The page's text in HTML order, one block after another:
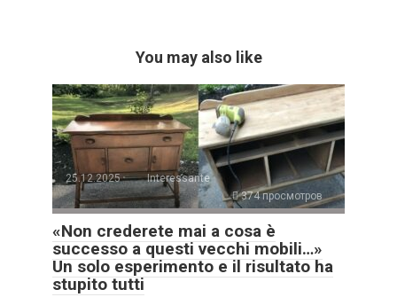
You may also like
25.12.2025
Interessante
374 просмотров
«Non crederete mai a cosa è
successo a questi vecchi mobili…»
Un solo esperimento e il risultato ha
stupito tutti